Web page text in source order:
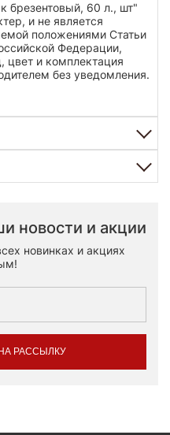
брезентовый, 60 л., шт"
и не является
положениями Статьи
Федерации,
цвет и комплектация
без уведомления.
новости и акции
новинках и акциях
РАССЫЛКУ